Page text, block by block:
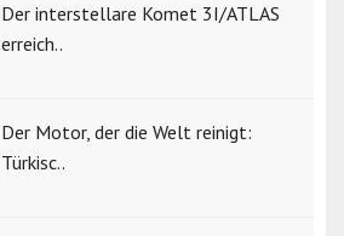
Der interstellare Komet 3I/ATLAS
erreich..
Der Motor, der die Welt reinigt:
Türkisc..